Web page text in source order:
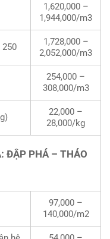
1,620,000 –
1,944,000/m3
250
1,728,000 –
2,052,000/m3
254,000 –
308,000/m3
22,000 –
28,000/kg
ĐẬP PHÁ – THÁO
97,000 –
140,000/m2